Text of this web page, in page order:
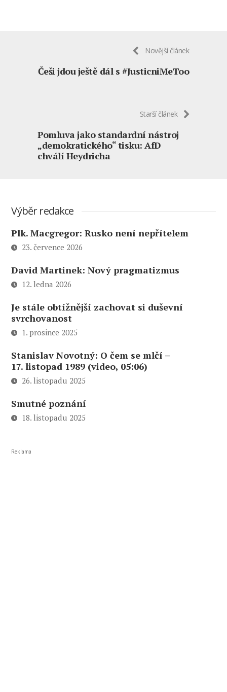
Novější článek
Češi jdou ještě dál s #JusticniMeToo
Starší článek
Pomluva jako standardní nástroj
„demokratického“ tisku: AfD
chválí Heydricha
Výběr redakce
Plk. Macgregor: Rusko není nepřítelem
23. července 2026
David Martinek: Nový pragmatizmus
12. ledna 2026
Je stále obtížnější zachovat si duševní
svrchovanost
1. prosince 2025
Stanislav Novotný: O čem se mlčí –
17. listopad 1989 (video, 05:06)
26. listopadu 2025
Smutné poznání
18. listopadu 2025
Reklama